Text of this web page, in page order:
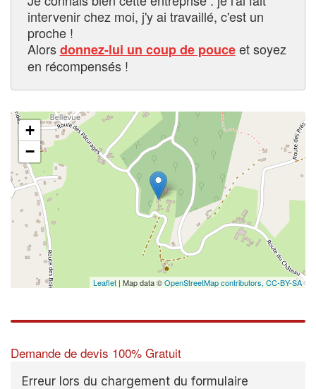
intervenir chez moi, j'y ai travaillé, c'est un
proche !
Alorsdonnez-lui un coup de pouceet soyez
en récompensés !
+
−
Leaflet | Map data ©OpenStreetMap contributors, CC-BY-SA
Demande de devis 100% Gratuit
Erreur lors du chargement du formulaire